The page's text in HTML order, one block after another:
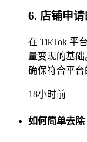
6. 店铺申
在 TikTok 平
量变现的基础
确保符合平台
18小时前
如何简单去除